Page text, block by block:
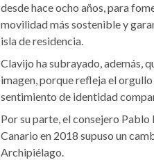
desde hace ocho años, para
movilidad más sostenible y
isla de residencia.
Clavijo ha subrayado, además,
imagen, porque refleja el
sentimiento de identidad
Por su parte, el consejero
Canario en 2018 supuso un
Archipiélago.